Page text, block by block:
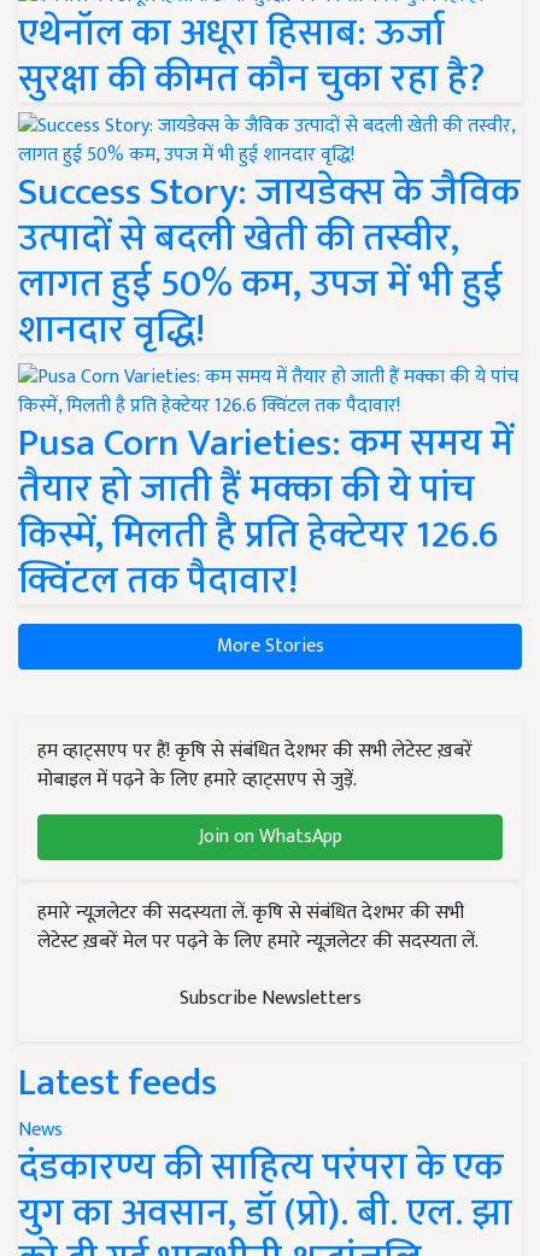
एथेनॉल का अधूरा हिसाब: ऊर्जा
सुरक्षा की कीमत कौन चुका रहा है?
Success Story: जायडेक्स के जैविक
उत्पादों से बदली खेती की तस्वीर,
लागत हुई 50% कम, उपज में भी हुई
शानदार वृद्धि!
Pusa Corn Varieties: कम समय में
तैयार हो जाती हैं मक्का की ये पांच
किस्में, मिलती है प्रति हेक्टेयर 126.6
क्विंटल तक पैदावार!
More Stories
हम व्हाट्सएप पर हैं! कृषि से संबंधित देशभर की सभी लेटेस्ट ख़बरें
मोबाइल में पढ़ने के लिए हमारे व्हाट्सएप से जुड़ें.
Join on WhatsApp
हमारे न्यूज़लेटर की सदस्यता लें. कृषि से संबंधित देशभर की सभी
लेटेस्ट ख़बरें मेल पर पढ़ने के लिए हमारे न्यूज़लेटर की सदस्यता लें.
Subscribe Newsletters
Latest feeds
News
दंडकारण्य की साहित्य परंपरा के एक
युग का अवसान, डॉ (प्रो). बी. एल. झा